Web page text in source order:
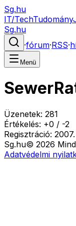
Sg.hu
IT/TechTudomány
Sg.hu
·fórum·RSS·
Menü
Üzenetek: 281
Értékelés: +0 / -2
Regisztráció:
Sg.hu© 2026
Adatvédelmi